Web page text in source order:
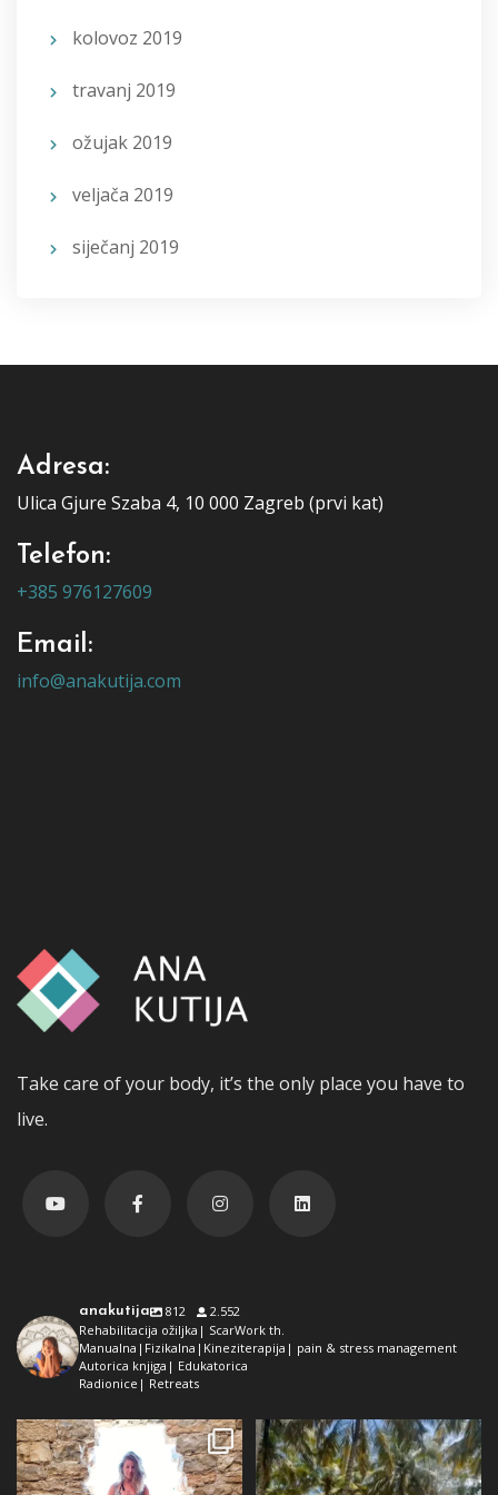
kolovoz 2019
travanj 2019
ožujak 2019
veljača 2019
siječanj 2019
Adresa:
Ulica Gjure Szaba 4, 10 000 Zagreb (prvi kat)
Telefon:
+385 976127609
Email:
info@anakutija.com
Take care of your body, it’s the only place you have to
live.
anakutija 812
2.552
Rehabilitacija ožiljka| ScarWork th.
Manualna|Fizikalna|Kineziterapija| pain & stress management
Autorica knjiga| Edukatorica
Radionice| Retreats
Dolaz da sam bila plava i dokaz da
preko ljeta
Da ne ispadne da samo radim 😅
Kad se dokopam...